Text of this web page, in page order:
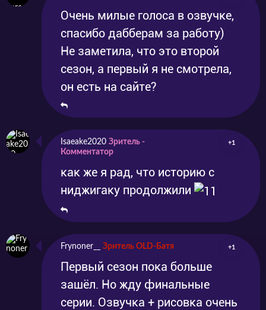
Очень милые голоса в озвучке,
спасибо дабберам за работу)
Не заметила, что это второй
сезон, а первый я не смотрела,
он есть на сайте?
Isaeake2020 Зритель -
Комментатор
+1
как же я рад, что историю с
ниджигаку продолжили
Frynoner__ Зритель OLD-Батя +1
Первый сезон пока больше
зашёл. Но жду финальные
серии. Озвучка + рисовка очень